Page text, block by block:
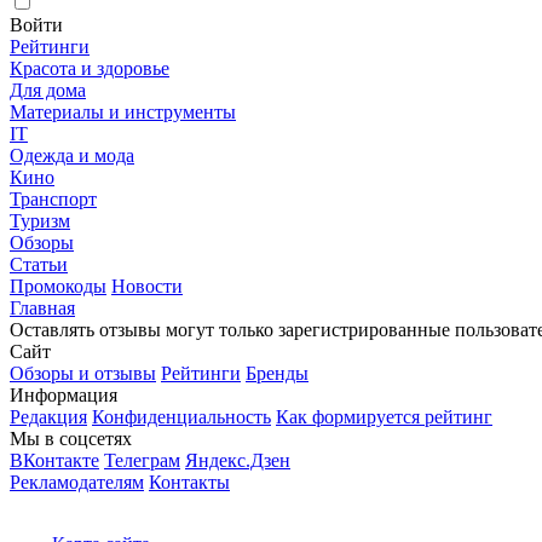
Войти
Рейтинги
Красота и здоровье
Для дома
Материалы и инструменты
IT
Одежда и мода
Кино
Транспорт
Туризм
Обзоры
Статьи
Промокоды Новости
Главная
Оставлять отзывы могут только зарегистрированные
Сайт
Обзоры и отзывы Рейтинги Бренды
Информация
Редакция Конфиденциальность Как формируется рейтинг
Мы в соцсетях
ВКонтакте Телеграм Яндекс.Дзен
Рекламодателям Контакты